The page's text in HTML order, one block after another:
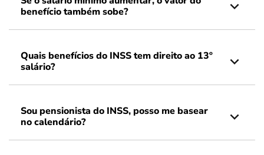
benefício também sobe?
Quais benefícios do INSS tem direito ao 13º
salário?
Sou pensionista do INSS, posso me basear
no calendário?